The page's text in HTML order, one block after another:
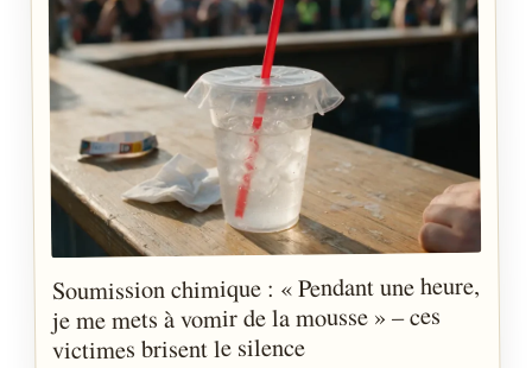
Soumission chimique : « Pendant une heure,
je me mets à vomir de la mousse » – ces
victimes brisent le silence